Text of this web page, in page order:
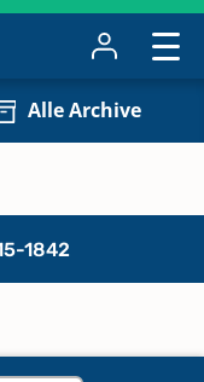
Alle Archive
1842